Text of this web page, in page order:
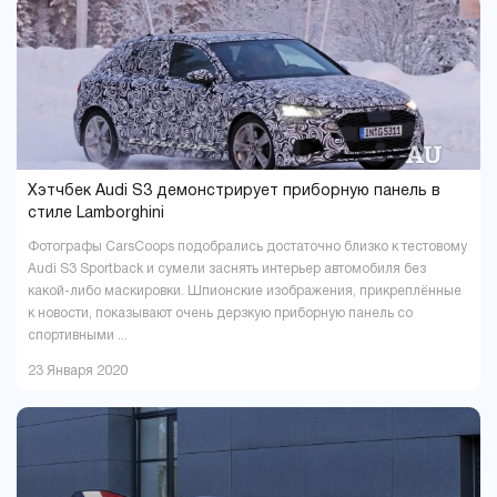
Павлоград1 Полтава 16
Ровно9 Сумы5
Тернополь9 Ужгород4
Харьков37 Херсон16
Хмельницкий18 Черкассы6
Чернигов5 Черновцы7
Хэтчбек Audi S3 демонстрирует приборную панель в
стиле Lamborghini
Фотографы CarsCoops подобрались достаточно близко к тестовому
Audi S3 Sportback и сумели заснять интерьер автомобиля без
какой-либо маскировки. Шпионские изображения, прикреплённые
к новости, показывают очень дерзкую приборную панель со
спортивными ...
23 Января 2020